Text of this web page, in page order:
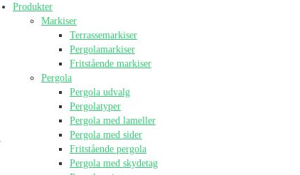
Produkter
Markiser
Terrassemarkiser
Pergolamarkiser
Fritstående markiser
Pergola
Pergola udvalg
Pergolatyper
Pergola med lameller
Pergola med sider
Fritstående pergola
Pergola med skydetag